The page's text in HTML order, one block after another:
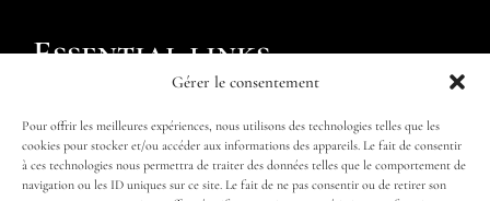
Gérer le consentement
Pour offrir les meilleures expériences, nous utilisons des technologies telles que les
cookies pour stocker et/ou accéder aux informations des appareils. Le fait de consentir
à ces technologies nous permettra de traiter des données telles que le comportement de
navigation ou les ID uniques sur ce site. Le fait de ne pas consentir ou de retirer son
Essential links
Submit an enquiry Find my package